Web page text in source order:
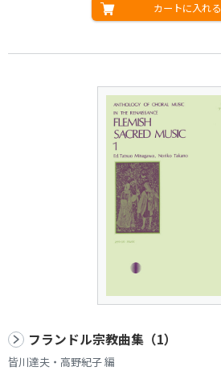
カートに入れる
フランドル宗教曲集（1）
皆川達夫・高野紀子 編